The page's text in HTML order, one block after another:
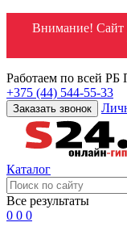
Внимание! Сайт
Работаем по всей РБ
+375 (44) 544-55-33
Заказать звонок
Каталог
Все результаты
0 0 0